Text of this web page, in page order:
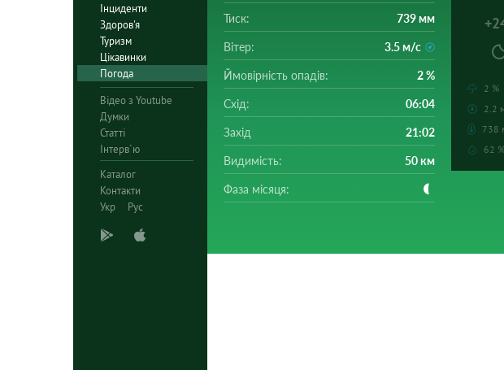
Інциденти
Здоров'я
Туризм
Цікавинки
Погода
Відео з Youtube
Думки
Статті
Інтерв`ю
Каталог
Контакти
Укр
Рус
Тиск: 739 мм
Вітер: 3.5 м/с
Ймовірність опадів: 2 %
Схід: 06:04
Захід 21:02
Видимість: 50 км
Фаза місяця:
2 %
2.2
738
62 %